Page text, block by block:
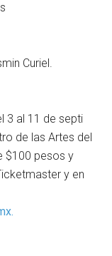
Curiel.
3 al 11 de septi
de las Artes del
$100 pesos y
y en